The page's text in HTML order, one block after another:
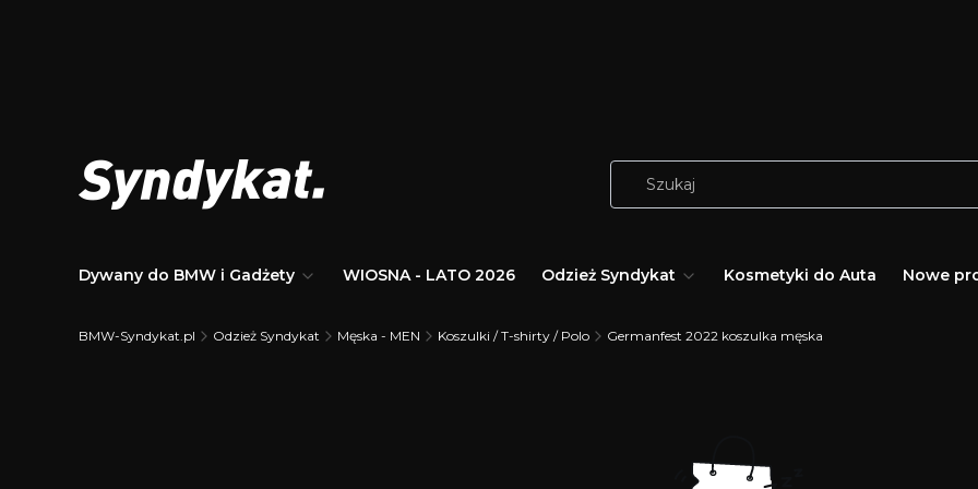
Dywany do BMW i Gadżety WIOSNA - LATO 2026 Odzież Syndykat Kosmetyki do Auta Nowe
BMW-Syndykat.pl Odzież Syndykat Męska - MEN Koszulki / T-shirty / Polo Germanfest 2022 koszulka męska